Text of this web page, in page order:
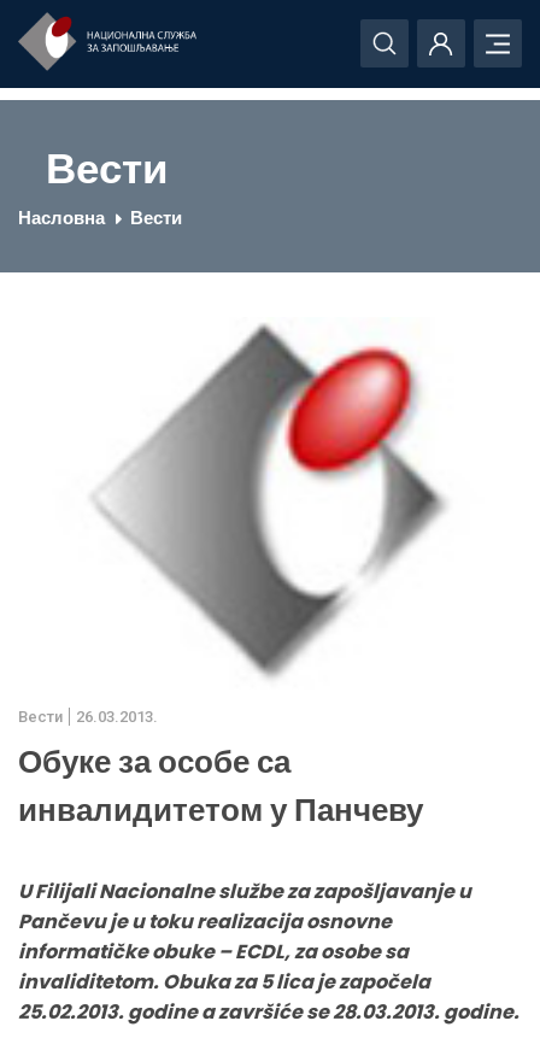
Вести
Насловна Вести
Вести 26.03.2013.
Обуке за особе са
инвалидитетом у Панчеву
U Filijali Nacionalne službe za zapošljavanje u
Pančevu je u toku realizacija osnovne
informatičke obuke – ECDL, za osobe sa
invaliditetom. Obuka za 5 lica je započela
25.02.2013. godine a završiće se 28.03.2013. godine.